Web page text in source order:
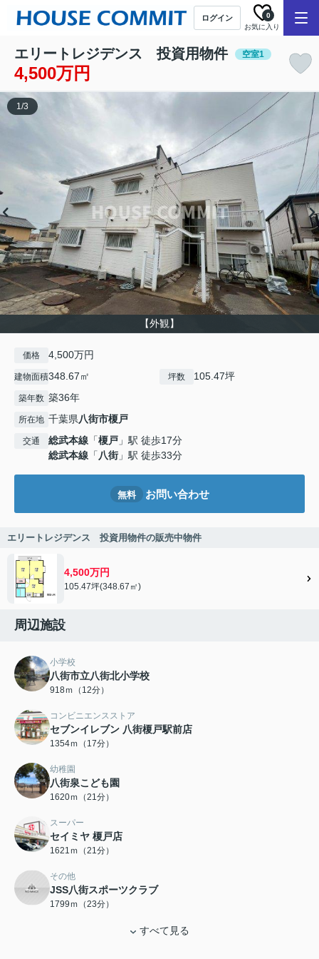
ログイン
お気に入り
0
エリートレジデンス 投資用物件 空室1
4,500万円
【外観】
1/3
価格 4,500万円
建物面積348.67㎡ 坪数 105.47坪
築年数 築36年
所在地 千葉県八街市榎戸
交通 総武本線 「榎戸 」駅 徒歩17分
総武本線 「八街」駅 徒歩33分
無料 お問い合わせ
エリートレジデンス 投資用物件の販売中物件
4,500万円
105.47坪(348.67㎡)
周辺施設
小学校
八街市立八街北小学校
918ｍ（12分）
コンビニエンスストア
セブンイレブン 八街榎戸駅前店
1354ｍ（17分）
幼稚園
八街泉こども園
1620ｍ（21分）
スーパー
セイミヤ 榎戸店
1621ｍ（21分）
その他
JSS八街スポーツクラブ
1799ｍ（23分）
すべて見る